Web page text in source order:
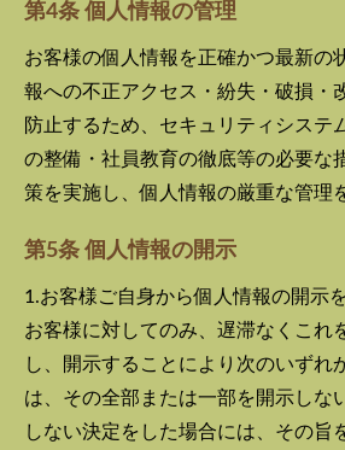
第4条 個人情報の管理
お客様の個人情報を正確かつ最新の
報への不正アクセス・紛失・破損・
防止するため、セキュリティシステ
の整備・社員教育の徹底等の必要な
策を実施し、個人情報の厳重な管理
第5条 個人情報の開示
1.お客様ご自身から個人情報の開示
お客様に対してのみ、遅滞なくこれ
し、開示することにより次のいずれ
は、その全部または一部を開示しな
しない決定をした場合には、その旨